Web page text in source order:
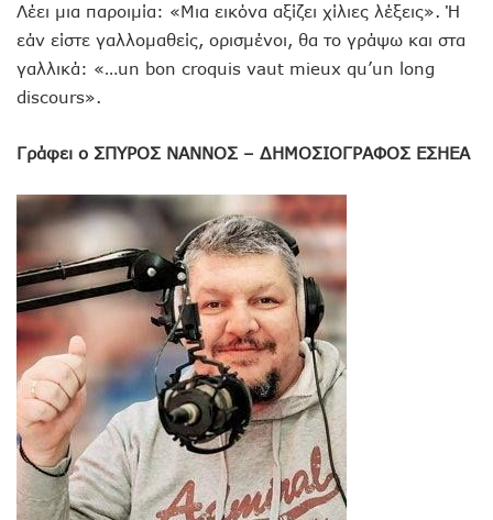
Λέει μια παροιμία: «Μια εικόνα αξίζει χίλιες λέξεις». Ή
εάν είστε γαλλομαθείς, ορισμένοι, θα το γράψω και στα
γαλλικά: «…un bon croquis vaut mieux qu’un long
discours».
Γράφει ο ΣΠΥΡΟΣ ΝΑΝΝΟΣ – ΔΗΜΟΣΙΟΓΡΑΦΟΣ ΕΣΗΕΑ